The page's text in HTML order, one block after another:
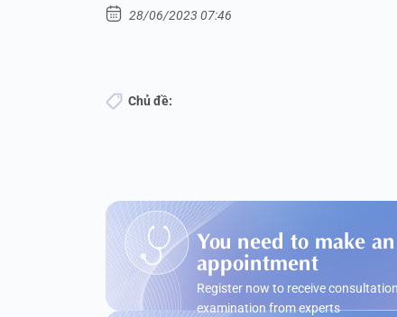
28/06/2023 07:46
Chủ đề:
You need to make an
appointment
Register now to receive
examination from experts